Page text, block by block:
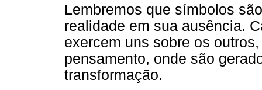
Lembremos que símbolos
realidade em sua ausência.
exercem uns sobre os
pensamento, onde são
transformação.